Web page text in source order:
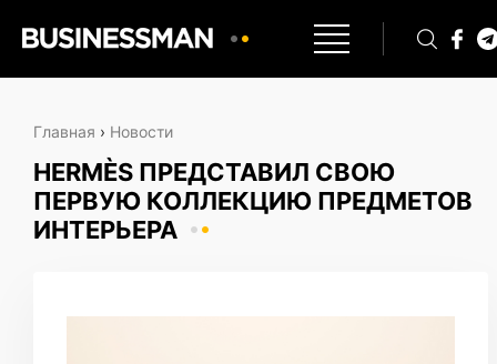
Главная › Новости
HERMÈS ПРЕДСТАВИЛ СВОЮ
ПЕРВУЮ КОЛЛЕКЦИЮ ПРЕДМЕТОВ
ИНТЕРЬЕРА